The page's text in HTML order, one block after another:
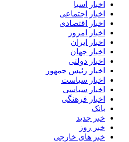
اخبار آسیا
اخبار اجتماعی
اخبار اقتصادی
اخبار امروز
اخبار ایران
اخبار جهان
اخبار دولتی
اخبار رئیس جمهور
اخبار سیاست
اخبار سیاسی
اخبار فرهنگی
بانک
خبر جدید
خبر روز
خبر های خارجی